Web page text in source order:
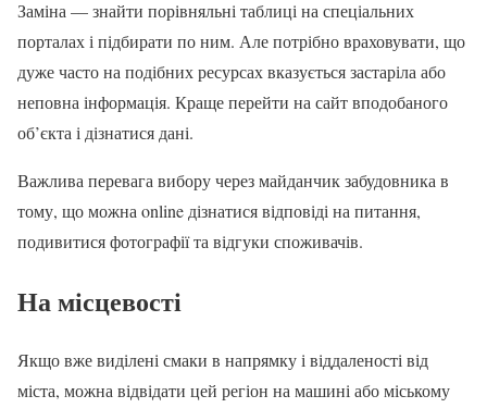
Заміна — знайти порівняльні таблиці на спеціальних
порталах і підбирати по ним. Але потрібно враховувати, що
дуже часто на подібних ресурсах вказується застаріла або
неповна інформація. Краще перейти на сайт вподобаного
об’єкта і дізнатися дані.
Важлива перевага вибору через майданчик забудовника в
тому, що можна online дізнатися відповіді на питання,
подивитися фотографії та відгуки споживачів.
На місцевості
Якщо вже виділені смаки в напрямку і віддаленості від
міста, можна відвідати цей регіон на машині або міському